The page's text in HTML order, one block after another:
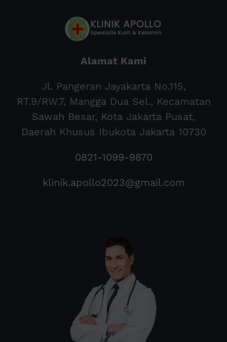
Alamat Kami
Jl. Pangeran Jayakarta No.115,
RT.9/RW.7, Mangga Dua Sel., Kecamatan
Sawah Besar, Kota Jakarta Pusat,
Daerah Khusus Ibukota Jakarta 10730
0821-1099-9870
klinik.apollo2023@gmail.com